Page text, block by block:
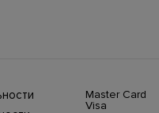
Master Card
Visa